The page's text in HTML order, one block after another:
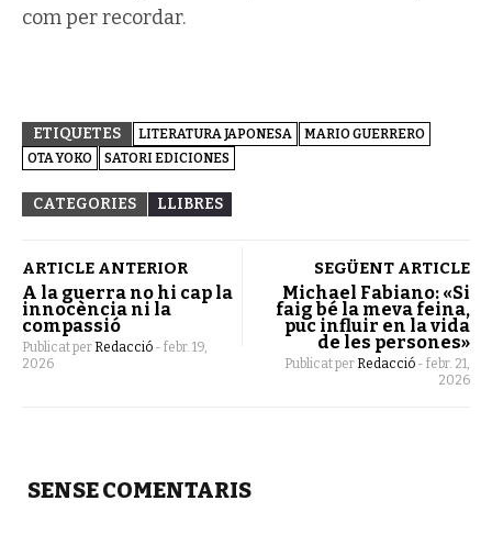
com per recordar.
ETIQUETES LITERATURA JAPONESA
MARIO GUERRERO
OTA YOKO
SATORI EDICIONES
CATEGORIES LLIBRES
ARTICLE ANTERIOR
A la guerra no hi cap la
innocència ni la
compassió
Publicat per Redacció - febr. 19,
2026
SEGÜENT ARTICLE
Michael Fabiano: «Si
faig bé la meva feina,
puc influir en la vida
de les persones»
Publicat per Redacció - febr. 21,
2026
SENSE COMENTARIS